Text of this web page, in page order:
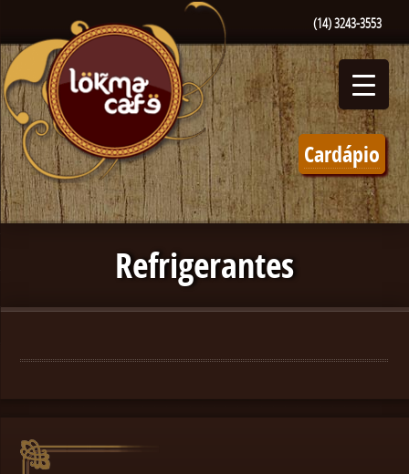
(14) 3243-3553
Cardápio
Refrigerantes